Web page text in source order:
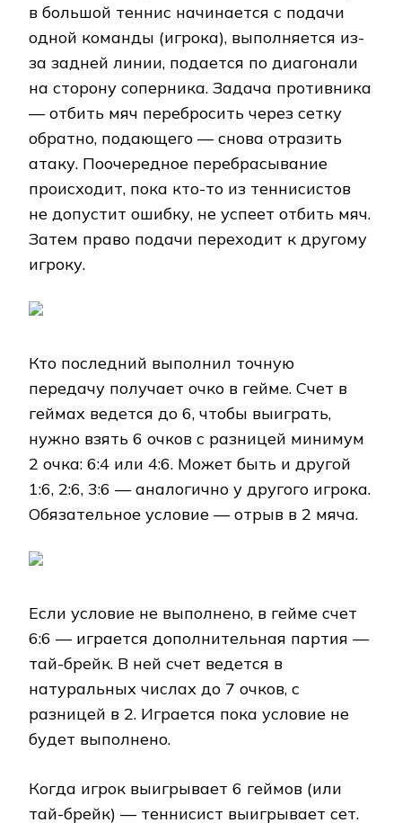
в большой теннис начинается с подачи
одной команды (игрока), выполняется из-
за задней линии, подается по диагонали
на сторону соперника. Задача противника
— отбить мяч перебросить через сетку
обратно, подающего — снова отразить
атаку. Поочередное перебрасывание
происходит, пока кто-то из теннисистов
не допустит ошибку, не успеет отбить мяч.
Затем право подачи переходит к другому
игроку.
Кто последний выполнил точную
передачу получает очко в гейме. Счет в
геймах ведется до 6, чтобы выиграть,
нужно взять 6 очков с разницей минимум
2 очка: 6:4 или 4:6. Может быть и другой
1:6, 2:6, 3:6 — аналогично у другого игрока.
Обязательное условие — отрыв в 2 мяча.
Если условие не выполнено, в гейме счет
6:6 — играется дополнительная партия —
тай-брейк. В ней счет ведется в
натуральных числах до 7 очков, с
разницей в 2. Играется пока условие не
будет выполнено.
Когда игрок выигрывает 6 геймов (или
тай-брейк) — теннисист выигрывает сет.